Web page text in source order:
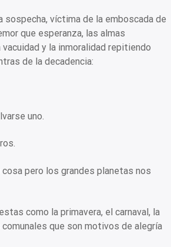
sospecha, víctima de la emboscada de
que esperanza, las almas
y la inmoralidad repitiendo
de la decadencia:
uno.
pero los grandes planetas nos
como la primavera, el carnaval, la
que son motivos de alegría